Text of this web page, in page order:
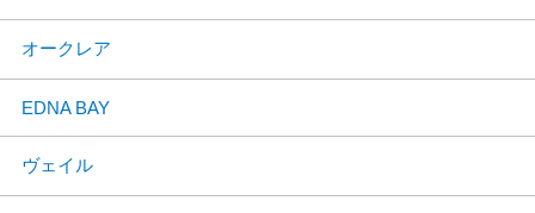
オークレア
EDNA BAY
ヴェイル